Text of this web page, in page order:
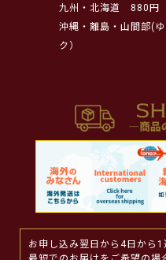
九州・北海道
880円
沖縄・離島・山間部(
ク）
お申し込み翌日から4日から1